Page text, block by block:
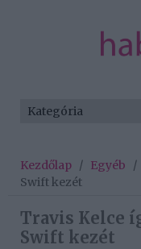
Kezdőlap / Egyéb /
Swift kezét
Travis Kelce
Swift kezét